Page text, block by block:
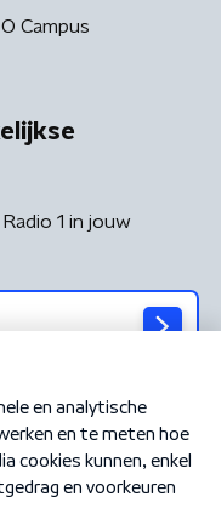
Campus
1 in jouw